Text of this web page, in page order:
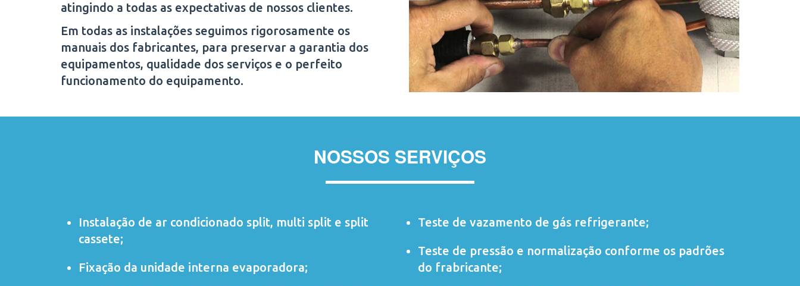
atingindo a todas as expectativas de nossos clientes.
Em todas as instalações seguimos rigorosamente os
manuais dos fabricantes, para preservar a garantia dos
equipamentos, qualidade dos serviços e o perfeito
funcionamento do equipamento.
NOSSOS SERVIÇOS
Instalação de ar condicionado split, multi split e split
cassete;
Fixação da unidade interna evaporadora;
Teste de vazamento de gás refrigerante;
Teste de pressão e normalização conforme os padrões
do frabricante;